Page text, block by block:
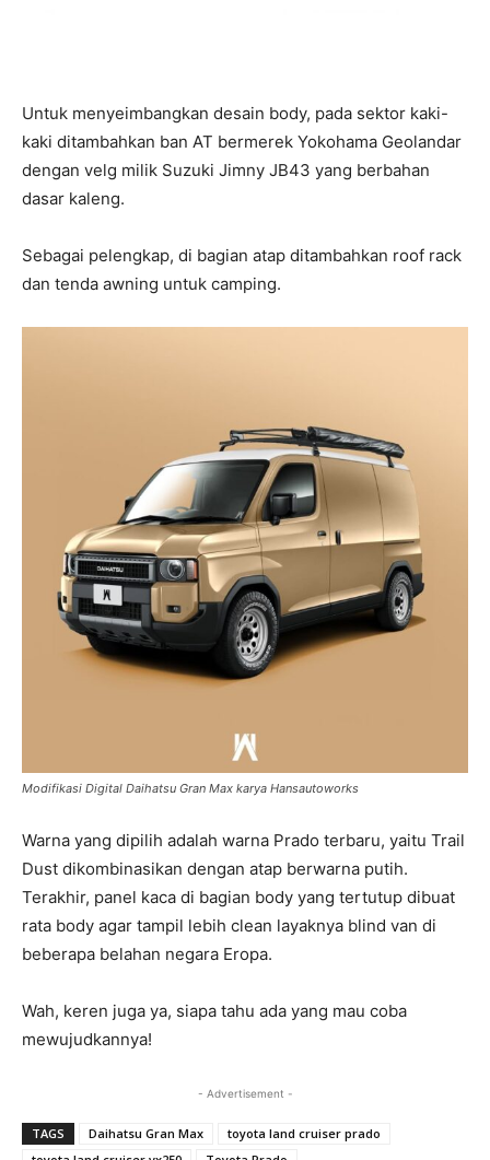
Untuk menyeimbangkan desain body, pada sektor kaki-
kaki ditambahkan ban AT bermerek Yokohama Geolandar
dengan velg milik Suzuki Jimny JB43 yang berbahan
dasar kaleng.
Sebagai pelengkap, di bagian atap ditambahkan roof rack
dan tenda awning untuk camping.
Modifikasi Digital Daihatsu Gran Max karya Hansautoworks
Warna yang dipilih adalah warna Prado terbaru, yaitu Trail
Dust dikombinasikan dengan atap berwarna putih.
Terakhir, panel kaca di bagian body yang tertutup dibuat
rata body agar tampil lebih clean layaknya blind van di
beberapa belahan negara Eropa.
Wah, keren juga ya, siapa tahu ada yang mau coba
mewujudkannya!
- Advertisement -
TAGS Daihatsu Gran Max
toyota land cruiser prado